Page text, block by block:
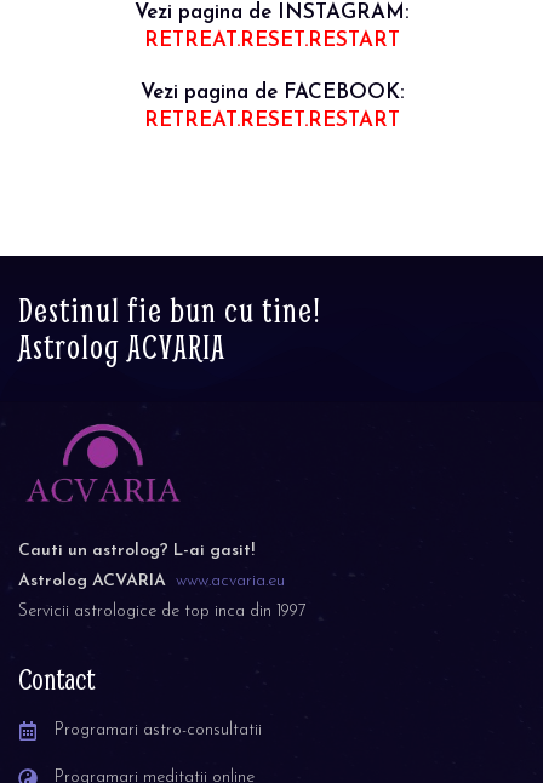
Vezi pagina de INSTAGRAM:
RETREAT.RESET.RESTART
Vezi pagina de FACEBOOK:
RETREAT.RESET.RESTART
Destinul fie bun cu tine!
Astrolog ACVARIA
Cauti un astrolog? L-ai gasit!
Astrolog ACVARIA www.acvaria.eu
Servicii astrologice de top inca din 1997
Contact
Programari astro-consultatii
Programari meditatii online